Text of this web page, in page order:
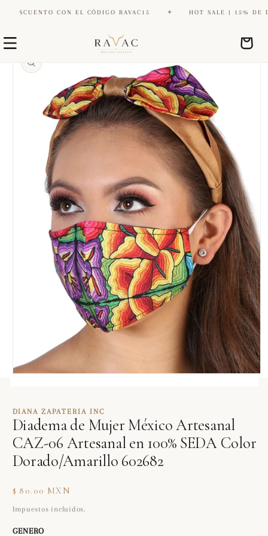
directamente
al contenido
CON EL CÓDIGO RAVAC15 ✦ HOT SALE | 15% DE
Carrito
directamente
información
en
una
ventana
modal
DIANA ZAPATERIA INC
Diadema de Mujer México Artesanal
CAZ-06 Artesanal en 100% SEDA Color
Dorado/Amarillo 602682
Precio
habitual
$ 80.00 MXN
Impuestos incluidos.
GENERO